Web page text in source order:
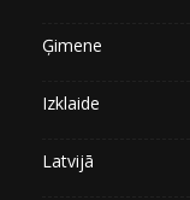
Ģimene
Izklaide
Latvijā